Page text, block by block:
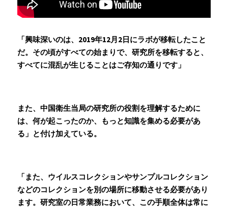
「興味深いのは、2019年12月2日にラボが移転したこと
だ。その頃がすべての始まりで、研究所を移転すると、
すべてに混乱が生じることはご存知の通りです」
また、中国衛生当局の研究所の役割を理解するために
は、何が起こったのか、もっと知識を集める必要があ
る」と付け加えている。
「また、ウイルスコレクションやサンプルコレクション
などのコレクションを別の場所に移動させる必要があり
ます。研究室の日常業務において、この手順全体は常に